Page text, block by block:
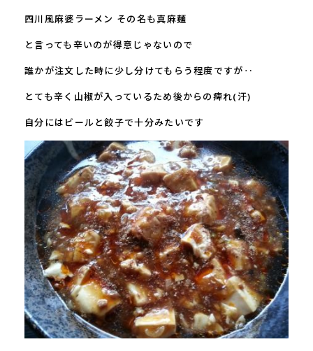
四川風麻婆ラーメン その名も真麻麺
と言っても辛いのが得意じゃないので
誰かが注文した時に少し分けてもらう程度ですが‥
とても辛く山椒が入っているため後からの痺れ(汗)
自分にはビールと餃子で十分みたいです